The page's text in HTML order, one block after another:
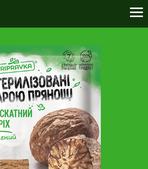
АКАДЕМІЯ
26-76